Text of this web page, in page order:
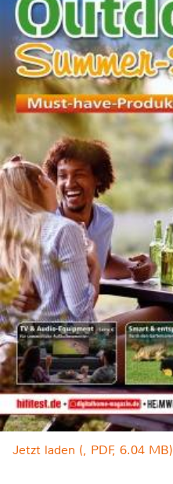
Jetzt laden (, PDF, 6.04 MB)